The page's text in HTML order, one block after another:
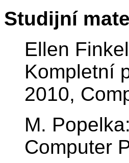
Studijní
Ellen
Kompletní
2010,
M.
Computer